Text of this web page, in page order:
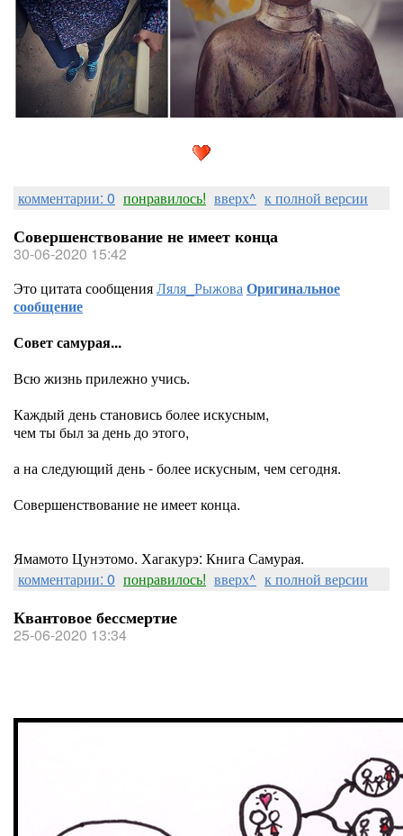
комментарии: 0 понравилось! вверх^ к полной версии
Совершенствование не имеет конца
30-06-2020 15:42
Это цитата сообщенияЛяля_РыжоваОригинальное
сообщение
Совет самурая...
Всю жизнь прилежно учись.
Каждый день становись более искусным,
чем ты был за день до этого,
а на следующий день - более искусным, чем сегодня.
Совершенствование не имеет конца.
Ямамото Цунэтомо. Хагакурэ: Книга Самурая.
комментарии: 0 понравилось! вверх^ к полной версии
Квантовое бессмертие
25-06-2020 13:34